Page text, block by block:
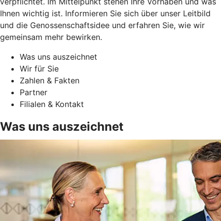
Ihnen wichtig ist. Informieren Sie sich über unser Leitbild
und die Genossenschaftsidee und erfahren Sie, wie wir
gemeinsam mehr bewirken.
Was uns auszeichnet
Wir für Sie
Zahlen & Fakten
Partner
Filialen & Kontakt
Was uns auszeichnet